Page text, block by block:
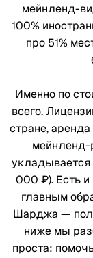
мейнленд-
100%
про 51%
Именно по
всего.
стране,
мейнленд-
000 ₽). Есть и
главным
Шарджа —
ниже мы
проста: